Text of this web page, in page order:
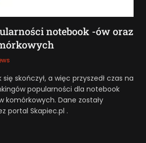
notebook -ów oraz
skończył, a więc przyszedł czas na
popularności dla notebook
komórkowych. Dane zostały
portal Skapiec.pl .